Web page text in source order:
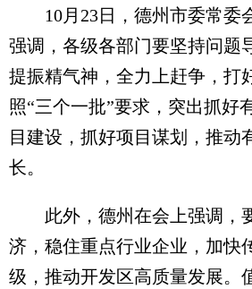
10月23日，德州市委常委
强调，各级各部门要坚持问题
提振精气神，全力上赶争，打
照“三个一批”要求，突出抓好
目建设，抓好项目谋划，推动
长。
此外，德州在会上强调，
济，稳住重点行业企业，加快
级，推动开发区高质量发展。